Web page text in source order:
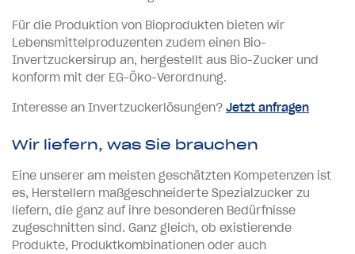
Für die Produktion von Bioprodukten bieten wir
Lebensmittelproduzenten zudem einen Bio-
Invertzuckersirup an, hergestellt aus Bio-Zucker und
konform mit der EG-Öko-Verordnung.
Interesse an Invertzuckerlösungen? Jetzt anfragen
Wir liefern, was Sie brauchen
Eine unserer am meisten geschätzten Kompetenzen ist
es, Herstellern maßgeschneiderte Spezialzucker zu
liefern, die ganz auf ihre besonderen Bedürfnisse
zugeschnitten sind. Ganz gleich, ob existierende
Produkte, Produktkombinationen oder auch